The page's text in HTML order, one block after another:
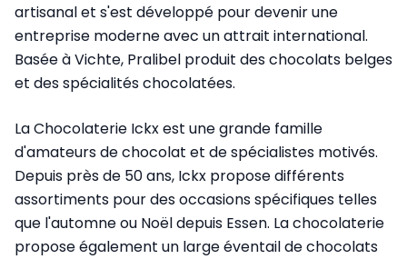
artisanal et s'est développé pour devenir une
entreprise moderne avec un attrait international.
Basée à Vichte, Pralibel produit des chocolats belges
et des spécialités chocolatées.
La Chocolaterie Ickx est une grande famille
d'amateurs de chocolat et de spécialistes motivés.
Depuis près de 50 ans, Ickx propose différents
assortiments pour des occasions spécifiques telles
que l'automne ou Noël depuis Essen. La chocolaterie
propose également un large éventail de chocolats